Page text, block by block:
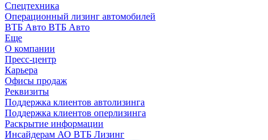
Спецтехника
Операционный лизинг автомобилей
ВТБ Авто ВТБ Авто
Еще
О компании
Пресс-центр
Карьера
Офисы продаж
Реквизиты
Поддержка клиентов автолизинга
Поддержка клиентов оперлизинга
Раскрытие информации
Инсайдерам АО ВТБ Лизинг